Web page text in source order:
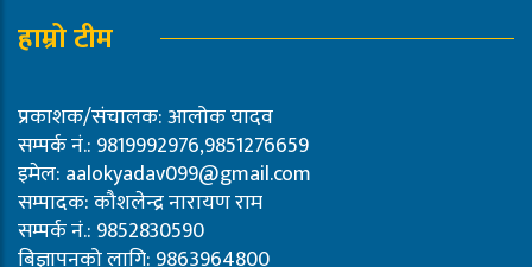
हाम्रो टीम
प्रकाशक/संचालक: आलोक यादव
सम्पर्क नं.: 9819992976,9851276659
इमेल: aalokyadav099@gmail.com
सम्पादक: कौशलेन्द्र नारायण राम
सम्पर्क नं.: 9852830590
बिज्ञापनको लागि: 9863964800